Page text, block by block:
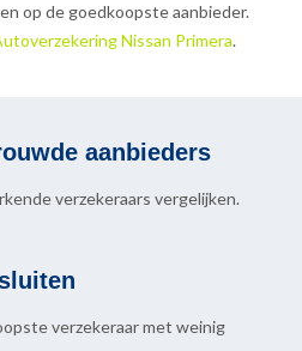
op de goedkoopste aanbieder.
Nissan Primera.
aanbieders
verzekeraars vergelijken.
verzekeraar met weinig